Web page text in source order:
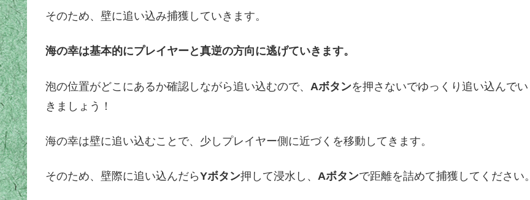
そのため、壁に追い込み捕獲していきます。
海の幸は基本的にプレイヤーと真逆の方向に逃げていきます。
泡の位置がどこにあるか確認しながら追い込むので、 Aボタンを押さないでゆっくり追い込んでい
きましょう！
海の幸は壁に追い込むことで、少しプレイヤー側に近づくを移動してきます。
そのため、壁際に追い込んだらYボタン押して浸水し、 Aボタンで距離を詰めて捕獲してください。